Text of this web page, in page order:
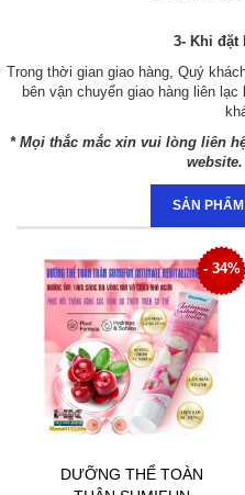
3- Khi đặt
Trong thời gian giao hàng, Quý
bên vận chuyển giao hàng liên
* Mọi thắc mắc xin vui lòng liên
SẢN
- 34%
THỂ TOÀN
NEW DẦU